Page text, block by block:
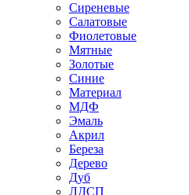
Сиреневые
Салатовые
Фиолетовые
Мятные
Золотые
Синие
Материал
МДФ
Эмаль
Акрил
Береза
Дерево
Дуб
ЛДСП